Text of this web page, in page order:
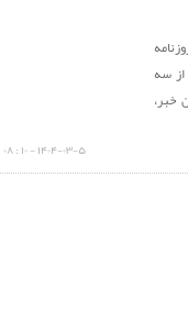
۱۴۰۴-۰۳-۵ - ۱۰ : ۰۸